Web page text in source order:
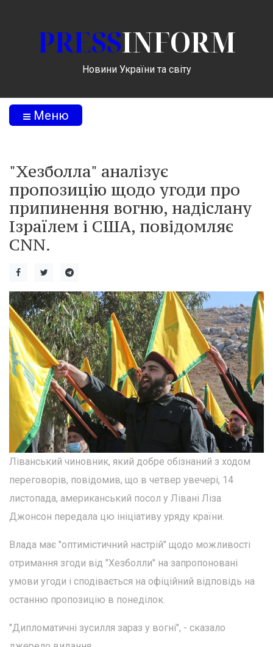
PRESSINFORM
Новини України та світу
Меню
"Хезболла" аналізує
пропозицію щодо угоди про
припинення вогню, надіслану
Ізраїлем і США, повідомляє
CNN.
Ліванський чиновник, який добре обізнаний з ходом
переговорів, повідомив, що в четвер увечері, 14
листопада, американський посол у Лівані Ліза
Джонсон передала цю ініціативу уряду країни.
Влада має "оптимістичний настрій" щодо можливості
отримання згоди від "Хезболли" на запропоновані
умови угоди і сподівається на офіційний відповідь на
останню пропозицію в понеділок.
"Дипломатичні зусилля зараз у вогні", - сказало